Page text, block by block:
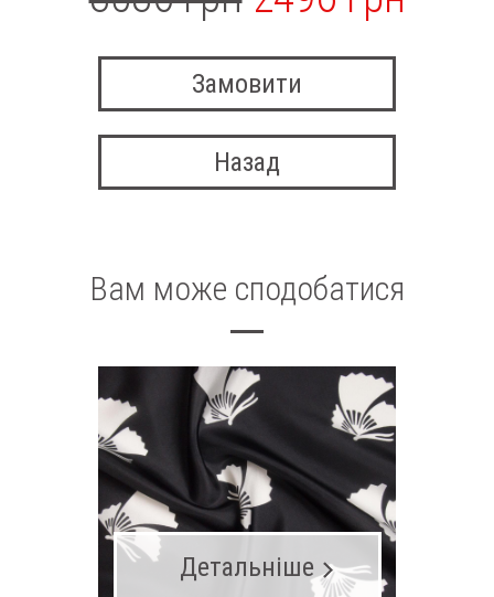
Замовити
Назад
Вам може сподобатися
Детальніше